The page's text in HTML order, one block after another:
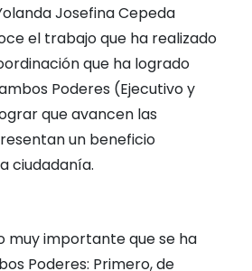
Josefina Cepeda
el trabajo que ha realizado
que ha logrado
Poderes (Ejecutivo y
que avancen las
un beneficio
ciudadanía.
muy importante que se ha
Poderes: Primero, de